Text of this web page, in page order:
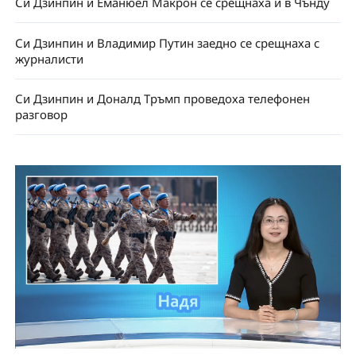
Си Дзинпин и Владимир Путин заедно се срещнаха с
журналисти
Си Дзинпин и Доналд Тръмп проведоха телефонен
разговор